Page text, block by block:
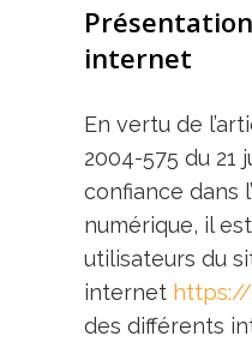
internet
En vertu de
2004-575 du 21
confiance dans
numérique, il
utilisateurs du
internet
des différents